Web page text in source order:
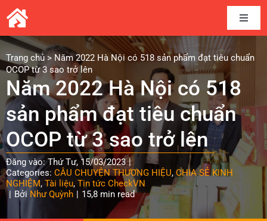
Skip
to
content
Toggle
Home
Câu chuyện thương hiệu
Kết nối cung cầu
Chia sẻ kinh nghiệm
Trang chủ> Năm 2022 Hà Nội có 518 sản phẩm đạt tiêu chuẩn
OCOP từ 3 sao trở lên
Năm 2022 Hà Nội có 518
sản phẩm đạt tiêu chuẩn
OCOP từ 3 sao trở lên
Đăng vào: Thứ Tư, 15/03/2023 |
Categories: CÂU CHUYỆN THƯƠNG HIỆU, CHIA SẺ KINH
NGHIỆM, Tài liệu, Tin tức CheckVN
| Bởi Như Quỳnh | 15,8 min read